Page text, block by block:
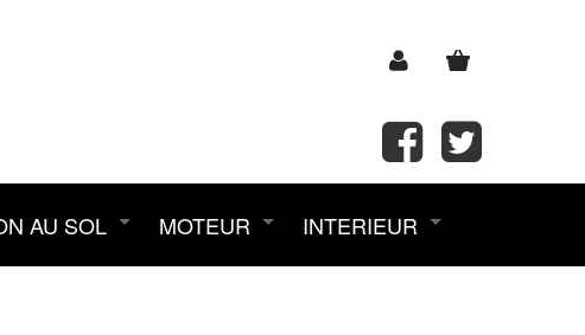
AU SOL MOTEUR INTERIEUR